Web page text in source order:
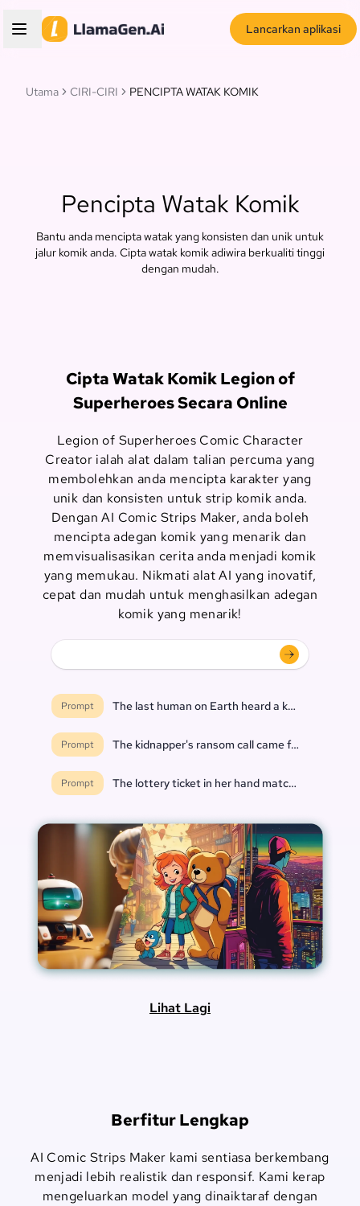
Lancarkan aplikasi
Utama CIRI-CIRI PENCIPTA WATAK KOMIK
Pencipta Watak Komik
Bantu anda mencipta watak yang konsisten dan unik untuk
jalur komik anda. Cipta watak komik adiwira berkualiti tinggi
dengan mudah.
Cipta Watak Komik Legion of
Superheroes Secara Online
Legion of Superheroes Comic Character
Creator ialah alat dalam talian percuma yang
membolehkan anda mencipta karakter yang
unik dan konsisten untuk strip komik anda.
Dengan AI Comic Strips Maker, anda boleh
mencipta adegan komik yang menarik dan
memvisualisasikan cerita anda menjadi komik
yang memukau. Nikmati alat AI yang inovatif,
cepat dan mudah untuk menghasilkan adegan
komik yang menarik!
Prompt The last human on Earth heard a knock at the
Prompt The kidnapper's ransom call came from inside
Prompt The lottery ticket in her hand matched every
Lihat Lagi
Berfitur Lengkap
AI Comic Strips Maker kami sentiasa berkembang
menjadi lebih realistik dan responsif. Kami kerap
mengeluarkan model yang dinaiktaraf dengan